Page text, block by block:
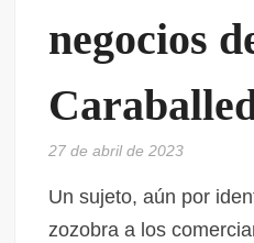
negocios
27 de abril de 2023
Un sujeto, aún por
zozobra a los